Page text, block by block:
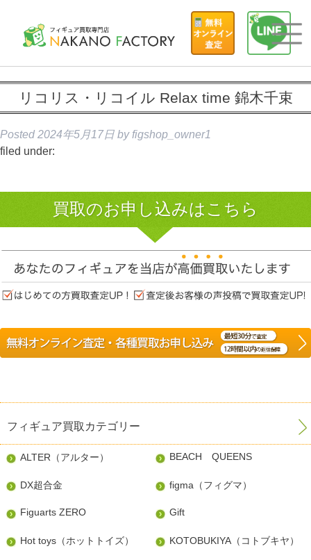
リコリス・リコイル Relax time 錦木千束
Posted 2024年5月17日 by figshop_owner1
filed under:
買取のお申し込みはこちら
フィギュア買取カテゴリー
ALTER（アルター） BEACH QUEENS
DX超合金 figma（フィグマ）
Figuarts ZERO Gift
Hot toys（ホットトイズ） KOTOBUKIYA（コトブキヤ）